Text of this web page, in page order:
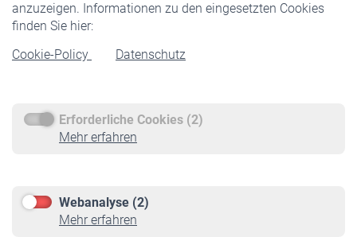
anzuzeigen. Informationen zu den eingesetzten Cookies
finden Sie hier:
Cookie-Policy
Datenschutz
Erforderliche Cookies (2)
Mehr erfahren
Webanalyse (2)
Mehr erfahren
Rentner
Rentenbeginn
Rente beantragen
Service
Informationen
Online-Rechner
VBLnewsletter